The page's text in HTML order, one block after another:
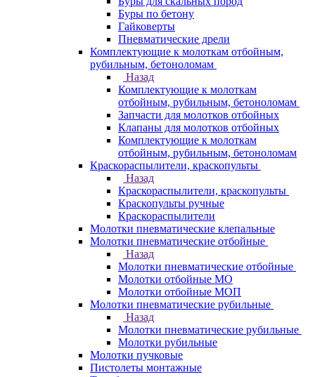
Буры по бетону
Гайковерты
Пневматические дрели
Комплектующие к молоткам отбойным,
рубильным, бетоноломам
Назад
Комплектующие к молоткам
отбойным, рубильным, бетоноломам
Запчасти для молотков отбойных
Клапаны для молотков отбойных
Комплектующие к молоткам
отбойным, рубильным, бетоноломам
Краскораспылители, краскопульты
Назад
Краскораспылители, краскопульты
Краскопульты ручные
Краскораспылители
Молотки пневматические клепальные
Молотки пневматические отбойные
Назад
Молотки пневматические отбойные
Молотки отбойные МО
Молотки отбойные МОП
Молотки пневматические рубильные
Назад
Молотки пневматические рубильные
Молотки рубильные
Молотки пучковые
Пистолеты монтажные